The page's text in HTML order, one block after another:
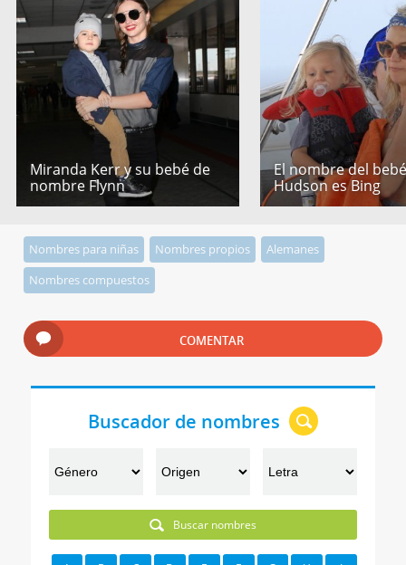
Miranda Kerr y su bebé de
nombre Flynn
El nombre del
Hudson es Bing
Nombres para niñas Nombres propios
Alemanes
Nombres compuestos
COMENTAR
Buscador de nombres
Buscar nombres